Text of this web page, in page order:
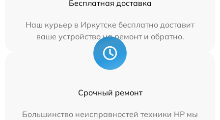
Бесплатная доставка
Наш курьер в Иркутске бесплатно доставит
ваше устройство на ремонт и обратно.
Срочный ремонт
Большинство неисправностей техники HP мы